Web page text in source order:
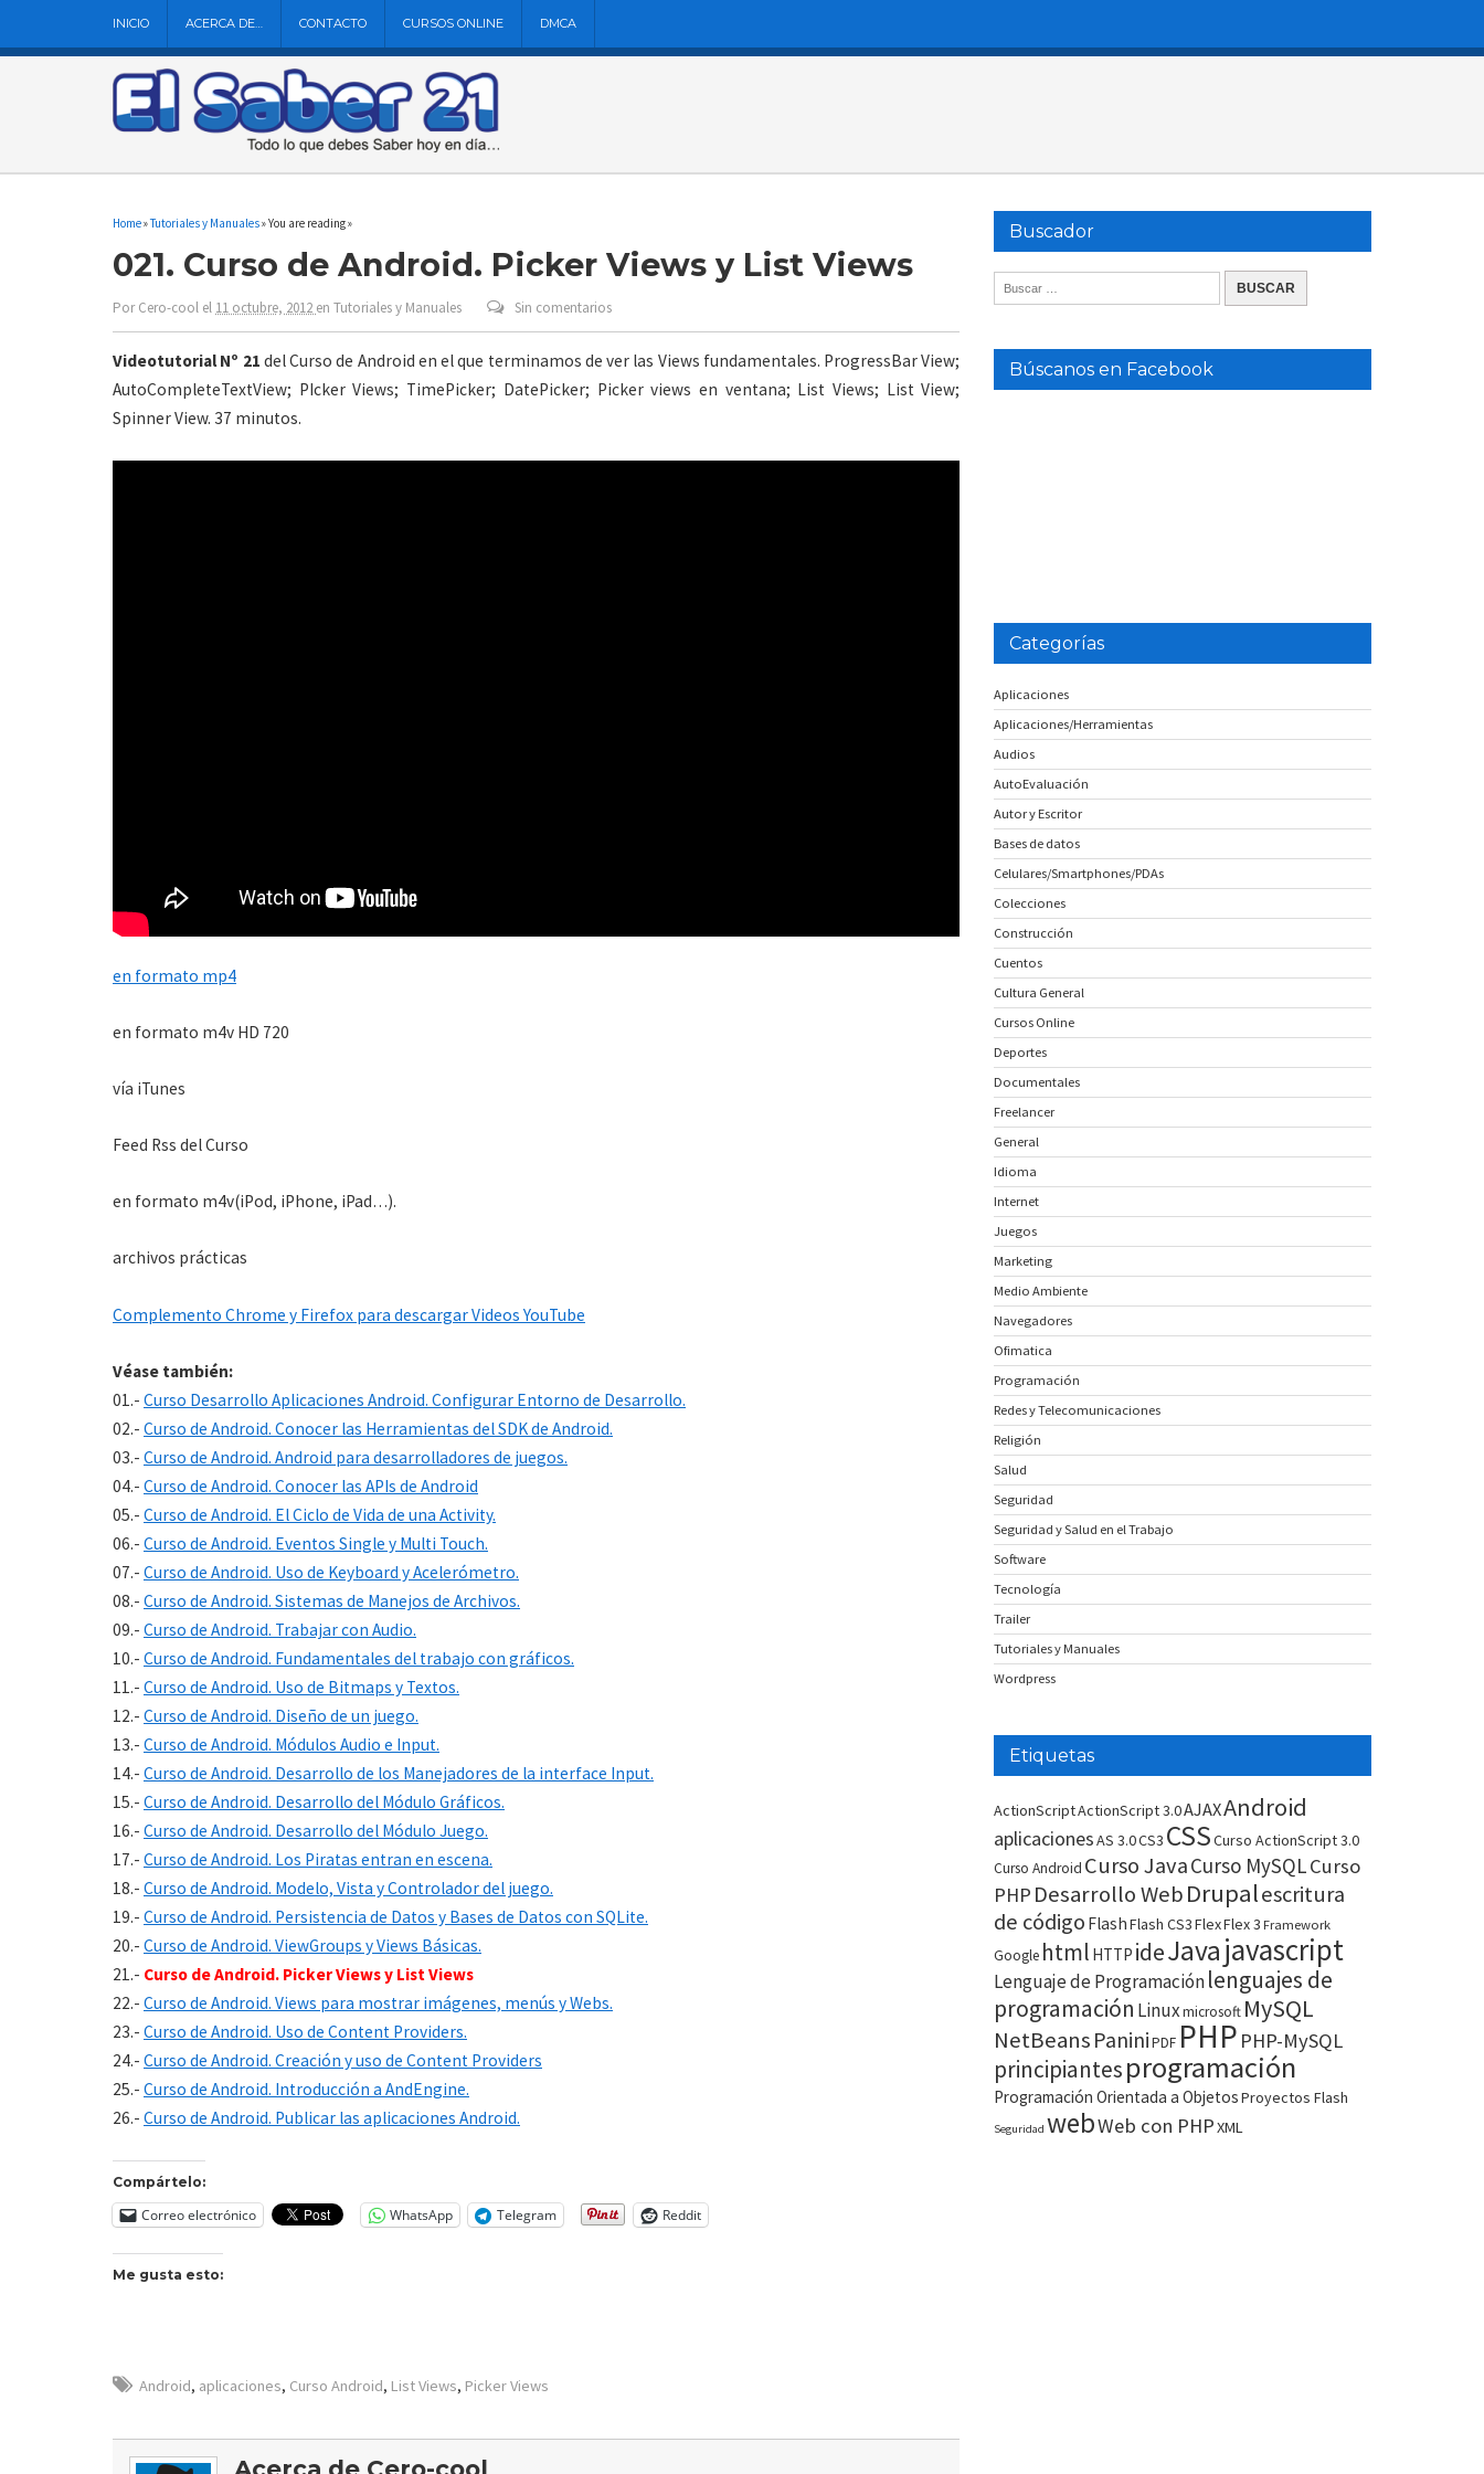
INICIO ACERCA DE… CONTACTO CURSOS ONLINE DMCA
Home»Tutoriales y Manuales» You are reading »
021. Curso de Android. Picker Views y List Views
PorCero-cool el 11 octubre, 2012 en Tutoriales y Manuales Sin comentarios
Videotutorial Nº 21 del Curso de Android en el que terminamos de ver las Views fundamentales. ProgressBar View;
AutoCompleteTextView; PIcker Views; TimePicker; DatePicker; Picker views en ventana; List Views; List View;
Spinner View. 37 minutos.
en formato mp4
en formato m4v HD 720
vía iTunes
Feed Rss del Curso
en formato m4v(iPod, iPhone, iPad…).
archivos prácticas
Complemento Chrome y Firefox para descargar Videos YouTube
Véase también:
01.- Curso Desarrollo Aplicaciones Android. Configurar Entorno de Desarrollo.
02.- Curso de Android. Conocer las Herramientas del SDK de Android.
03.- Curso de Android. Android para desarrolladores de juegos.
04.- Curso de Android. Conocer las APIs de Android
05.- Curso de Android. El Ciclo de Vida de una Activity.
06.- Curso de Android. Eventos Single y Multi Touch.
07.- Curso de Android. Uso de Keyboard y Acelerómetro.
08.- Curso de Android. Sistemas de Manejos de Archivos.
09.- Curso de Android. Trabajar con Audio.
10.- Curso de Android. Fundamentales del trabajo con gráficos.
11.- Curso de Android. Uso de Bitmaps y Textos.
12.- Curso de Android. Diseño de un juego.
13.- Curso de Android. Módulos Audio e Input.
14.- Curso de Android. Desarrollo de los Manejadores de la interface Input.
15.- Curso de Android. Desarrollo del Módulo Gráficos.
16.- Curso de Android. Desarrollo del Módulo Juego.
17.- Curso de Android. Los Piratas entran en escena.
18.- Curso de Android. Modelo, Vista y Controlador del juego.
19.- Curso de Android. Persistencia de Datos y Bases de Datos con SQLite.
20.- Curso de Android. ViewGroups y Views Básicas.
21.- Curso de Android. Picker Views y List Views
22.- Curso de Android. Views para mostrar imágenes, menús y Webs.
23.- Curso de Android. Uso de Content Providers.
24.- Curso de Android. Creación y uso de Content Providers
25.- Curso de Android. Introducción a AndEngine.
26.- Curso de Android. Publicar las aplicaciones Android.
Compártelo:
Correo electrónico WhatsApp Telegram Reddit
Me gusta esto:
Android, aplicaciones, Curso Android, List Views, Picker Views
Buscador
Búscanos en Facebook
Categorías
Aplicaciones
Aplicaciones/Herramientas
Audios
AutoEvaluación
Autor y Escritor
Bases de datos
Celulares/Smartphones/PDAs
Colecciones
Construcción
Cuentos
Cultura General
Cursos Online
Deportes
Documentales
Freelancer
General
Idioma
Internet
Juegos
Marketing
Medio Ambiente
Navegadores
Ofimatica
Programación
Redes y Telecomunicaciones
Religión
Salud
Seguridad
Seguridad y Salud en el Trabajo
Software
Tecnología
Trailer
Tutoriales y Manuales
Wordpress
Etiquetas
ActionScriptActionScript 3.0AJAXAndroid
aplicacionesAS 3.0CS3 CSSCurso ActionScript 3.0
Curso Android Curso JavaCurso MySQLCurso
PHP Desarrollo WebDrupalescritura
de código FlashFlash CS3FlexFlex 3 Framework
Google html HTTP ideJavajavascript
Lenguaje de Programaciónlenguajes de
programación Linuxmicrosoft MySQL
NetBeans PaniniPDF PHP PHP-MySQL
principiantesprogramación
Programación Orientada a ObjetosProyectos Flash
Seguridad webWeb con PHPXML